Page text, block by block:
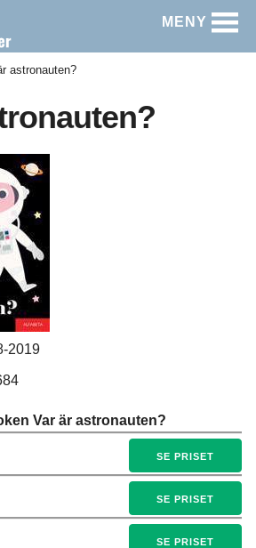
MENY
astronauten?
2019
Var är astronauten?
SE PRISET
SE PRISET
SE PRISET